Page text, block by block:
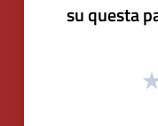
su questa